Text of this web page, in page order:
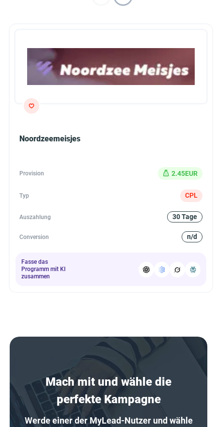
Noordzeemeisjes
Provision 2.45EUR
Typ CPL
Auszahlung 30 Tage
Conversion n/d
Fasse das
Programm mit KI
zusammen
Mach mit und wähle die
perfekte Kampagne
Werde einer der MyLead-Nutzer und wähle